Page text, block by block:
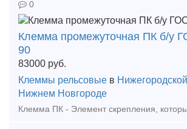
0
Клемма промежуточная ПК б/у
90
83000 руб.
Клеммы рельсовые в
Нижнем Новгороде